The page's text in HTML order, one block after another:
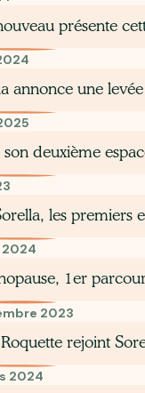
présente
annonce une
deuxième
les premiers
2024
1er
2023
rejoint
2024